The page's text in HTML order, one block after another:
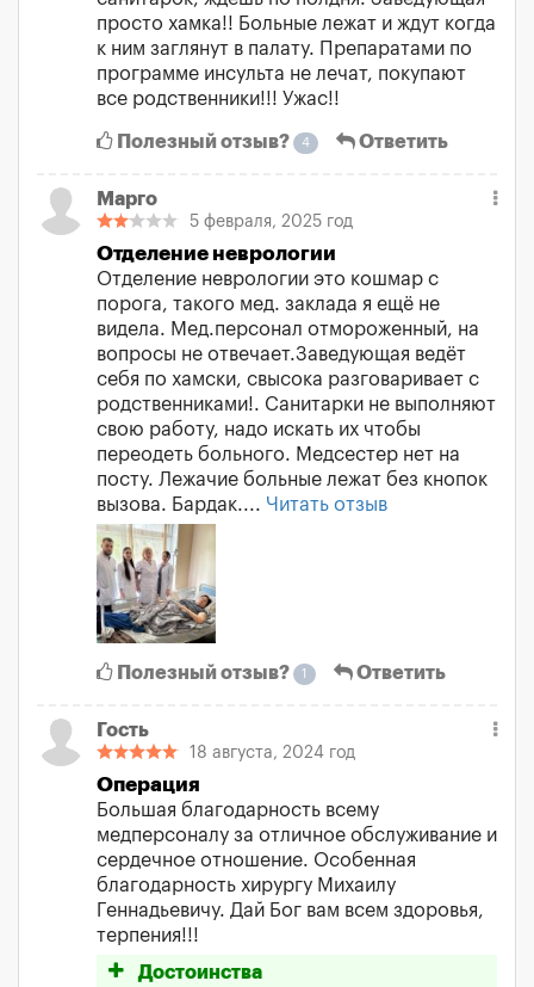
просто хамка!! Больные лежат и ждут когда
к ним заглянут в палату. Препаратами по
программе инсульта не лечат, покупают
все родственники!!! Ужас!!
Полезный отзыв? 4 Ответить
Марго
5 февраля, 2025 год
Отделение неврологии
Отделение неврологии это кошмар с
порога, такого мед. заклада я ещё не
видела. Мед.персонал отмороженный, на
вопросы не отвечает.Заведующая ведёт
себя по хамски, свысока разговаривает с
родственниками!. Санитарки не выполняют
свою работу, надо искать их чтобы
переодеть больного. Медсестер нет на
посту. Лежачие больные лежат без кнопок
вызова. Бардак.... Читать отзыв
Полезный отзыв? 1 Ответить
Гость
18 августа, 2024 год
Операция
Большая благодарность всему
медперсоналу за отличное обслуживание и
сердечное отношение. Особенная
благодарность хирургу Михаилу
Геннадьевичу. Дай Бог вам всем здоровья,
терпения!!!
Достоинства